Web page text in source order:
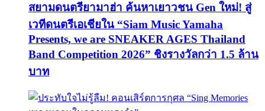
สยามดนตรียามาฮ่า ค้นหาเยาวชน Gen ใหม่! สู่
เวทีดนตรีเอเชียใน “Siam Music Yamaha
Presents, we are SNEAKER AGES Thailand
Band Competition 2026” ชิงรางวัลกว่า 1.5 ล้าน
บาท